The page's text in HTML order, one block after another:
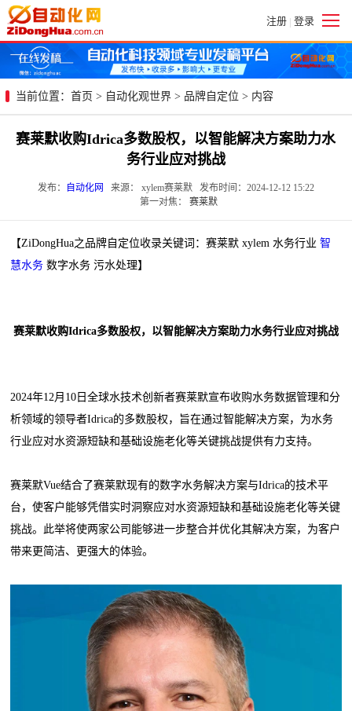
注册 | 登录
当前位置： 首页 > 自动化观世界 > 品牌自定位 > 内容
赛莱默收购Idrica多数股权，以智能解决方案助力水
务行业应对挑战
发布： 自动化网
来源： xylem赛莱默 发布时间：2024-12-12 15:22
第一对焦： 赛莱默
【ZiDongHua之品牌自定位收录关键词：赛莱默 xylem 水务行业智
慧水务 数字水务 污水处理】
赛莱默收购Idrica多数股权，以智能解决方案助力水务行业应对挑战
2024年12月10日全球水技术创新者赛莱默宣布收购水务数据管理和分
析领域的领导者Idrica的多数股权，旨在通过智能解决方案，为水务
行业应对水资源短缺和基础设施老化等关键挑战提供有力支持。
赛莱默Vue结合了赛莱默现有的数字水务解决方案与Idrica的技术平
台，使客户能够凭借实时洞察应对水资源短缺和基础设施老化等关键
挑战。此举将使两家公司能够进一步整合并优化其解决方案，为客户
带来更简洁、更强大的体验。